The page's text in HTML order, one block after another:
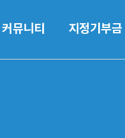
커뮤니티 지정기부금